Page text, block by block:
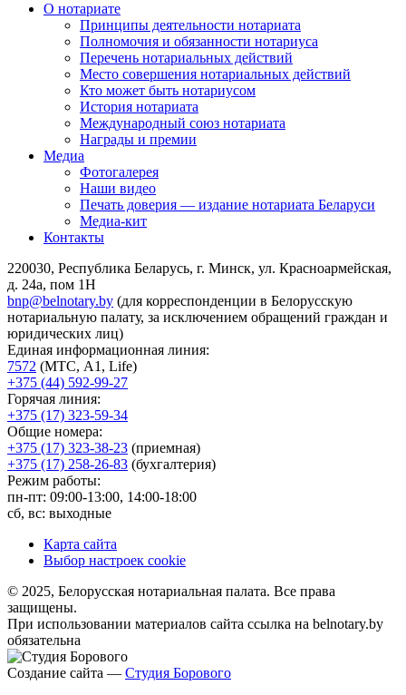
О нотариате
Принципы деятельности нотариата
Полномочия и обязанности нотариуса
Перечень нотариальных действий
Место совершения нотариальных действий
Кто может быть нотариусом
История нотариата
Международный союз нотариата
Награды и премии
Медиа
Фотогалерея
Наши видео
Печать доверия — издание нотариата Беларуси
Медиа-кит
Контакты
220030, Республика Беларусь, г. Минск, ул. Красноармейская,
д. 24а, пом 1Н
bnp@belnotary.by (для корреспонденции в Белорусскую
нотариальную палату, за исключением обращений граждан и
юридических лиц)
Единая информационная линия:
7572 (МТС, A1, Life)
+375 (44) 592-99-27
Горячая линия:
+375 (17) 323-59-34
Общие номера:
+375 (17) 323-38-23 (приемная)
+375 (17) 258-26-83 (бухгалтерия)
Режим работы:
пн-пт: 09:00-13:00, 14:00-18:00
сб, вс: выходные
Карта сайта
Выбор настроек cookie
© 2025, Белорусская нотариальная палата. Все права
защищены.
При использовании материалов сайта ссылка на belnotary.by
обязательна
Создание сайта — Студия Борового